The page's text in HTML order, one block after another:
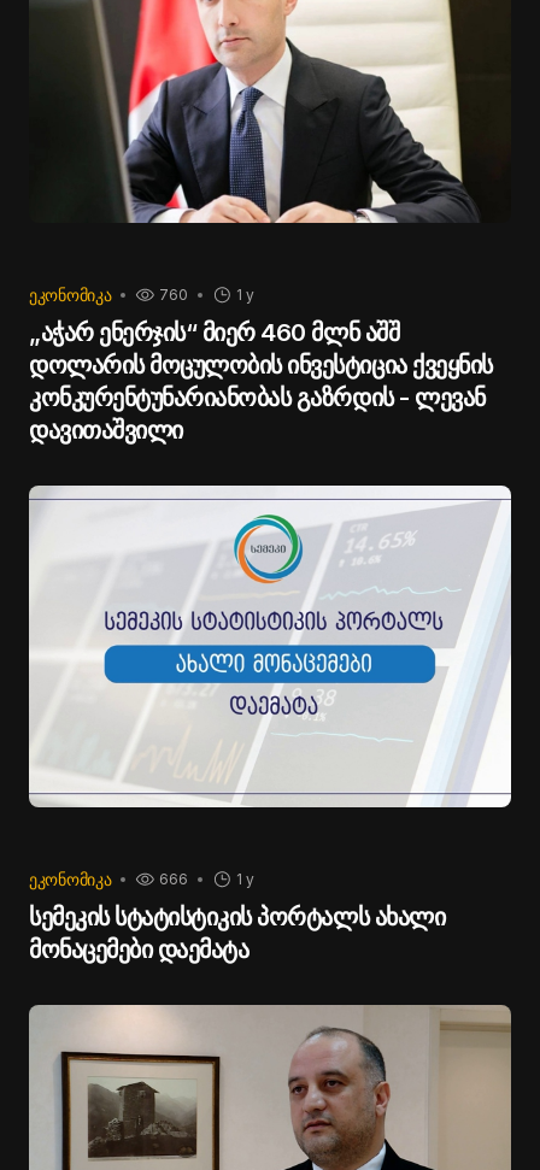
ᲔᲙᲝᲜᲝᲛᲘᲙᲐ 1 y
760
„აჭარ ენერჯის“ მიერ 460 მლნ აშშ
დოლარის მოცულობის ინვესტიცია ქვეყნის
კონკურენტუნარიანობას გაზრდის - ლევან
დავითაშვილი
ᲔᲙᲝᲜᲝᲛᲘᲙᲐ 1 y
666
სემეკის სტატისტიკის პორტალს ახალი
მონაცემები დაემატა